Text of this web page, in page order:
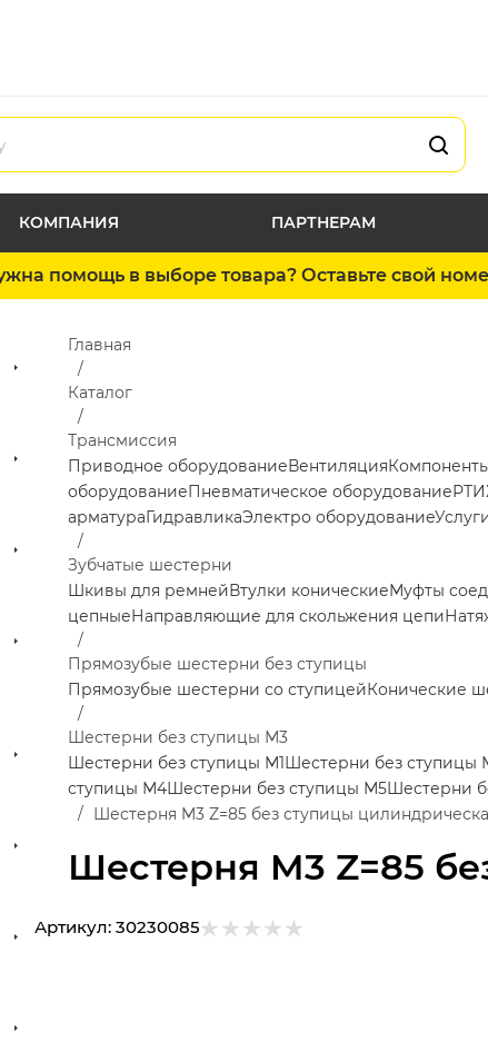
КОМПАНИЯ ПАРТНЕРАМ
помощь в выборе товара? Оставьте свой
Шестерня M3 Z=85
Главная
Каталог
Трансмиссия
Приводное оборудованиеВентиляция
оборудованиеПневматическое оборудованиеРТИ
арматураГидравликаЭлектро оборудование
Зубчатые шестерни
Шкивы для ремнейВтулки коническиеМуфты
цепныеНаправляющие для скольжения цепи
Прямозубые шестерни без ступицы
Прямозубые шестерни со ступицейКонические
Шестерни без ступицы М3
Шестерни без ступицы М1Шестерни без ступицы
ступицы М4Шестерни без ступицы М5Шестерни
Шестерня M3 Z=85 без ступицы
Артикул: 30230085